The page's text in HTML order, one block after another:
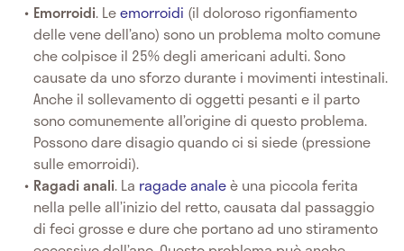
Emorroidi. Leemorroidi (il doloroso rigonfiamento
delle vene dell’ano) sono un problema molto comune
che colpisce il 25% degli americani adulti. Sono
causate da uno sforzo durante i movimenti intestinali.
Anche il sollevamento di oggetti pesanti e il parto
sono comunemente all’origine di questo problema.
Possono dare disagio quando ci si siede (pressione
sulle emorroidi).
Ragadi anali. La ragade analeè una piccola ferita
nella pelle all’inizio del retto, causata dal passaggio
di feci grosse e dure che portano ad uno stiramento